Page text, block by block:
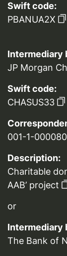
Swift code:
PBANUA2X
Intermediary
JP Morgan
Swift code:
CHASUS33
001-1-000080
Description:
Charitable
AAB’ project
or
Intermediary
The Bank of